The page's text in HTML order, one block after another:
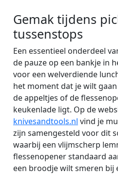
Gemak tijdens
tussenstops
Een essentieel onderdeel
de pauze op een bankje in
voor een welverdiende
het moment dat je wilt
de appeltjes of de
keukenlade ligt. Op de
knivesandtools.nl vind je
zijn samengesteld voor dit
waarbij een vlijmscherp
flessenopener standaard
een broodje wilt smeren